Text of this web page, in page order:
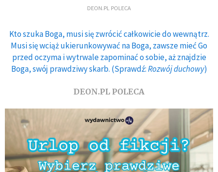
DEON.PL POLECA
Kto szuka Boga, musi się zwrócić całkowicie do wewnątrz.
Musi się wciąż ukierunkowywać na Boga, zawsze mieć Go
przed oczyma i wytrwale zapominać o sobie, aż znajdzie
Boga, swój prawdziwy skarb. (Sprawdź:Rozwój duchowy)
DEON.PL POLECA